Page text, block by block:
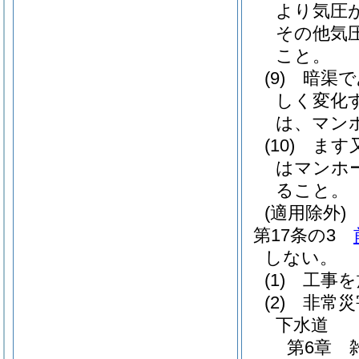
より気圧
その他気
こと。
(9)
暗渠
しく変化
は、マン
(10)
ます
はマンホ
ること。
(適用除外)
第17条の3
しない。
(1)
工事
(2)
非常
下水道
第6章